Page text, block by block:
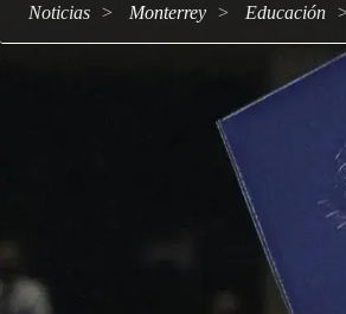
Noticias Monterrey Educación